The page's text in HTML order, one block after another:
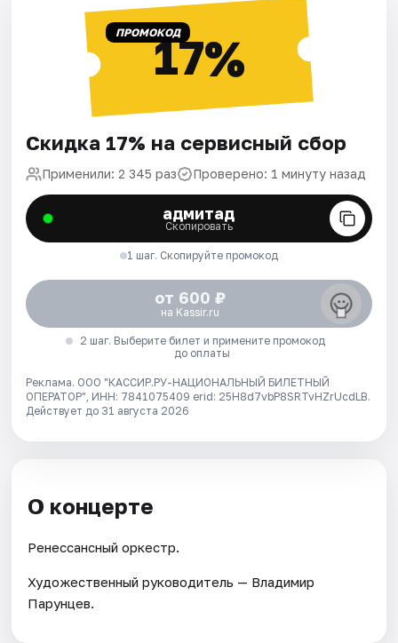
ПРОМОКОД17%
Скидка 17% на сервисный сбор
Применили: 2 345 раз Проверено: 1 минуту назад
адмитад
Скопировать
1 шаг. Скопируйте промокод
от 600 ₽
на Kassir.ru
2 шаг. Выберите билет и примените промокод
до оплаты
Реклама. ООО "КАССИР.РУ-НАЦИОНАЛЬНЫЙ БИЛЕТНЫЙ
ОПЕРАТОР", ИНН: 7841075409 erid: 25H8d7vbP8SRTvHZrUcdLB.
Действует до 31 августа 2026
О концерте
Ренессансный оркестр.
Художественный руководитель — Владимир
Парунцев.